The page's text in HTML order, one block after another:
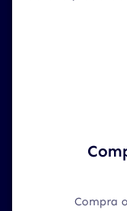
Compra